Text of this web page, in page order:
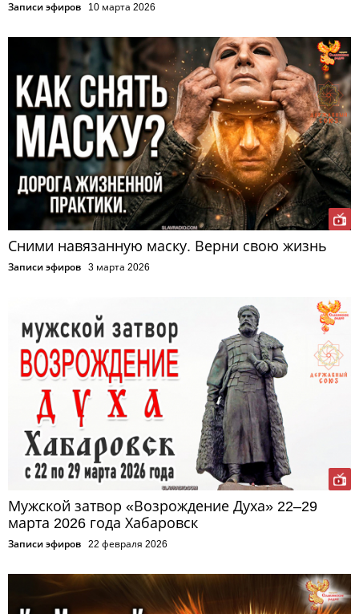
Записи эфиров 10 марта 2026
Сними навязанную маску. Верни свою жизнь
Записи эфиров 3 марта 2026
Мужской затвор «Возрождение Духа» 22–29
марта 2026 года Хабаровск
Записи эфиров 22 февраля 2026